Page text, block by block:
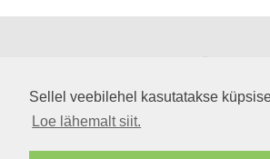
Sellel veebilehel kasutatakse
Loe lähemalt siit.LOSSI LAHTIOLEKUAJAD